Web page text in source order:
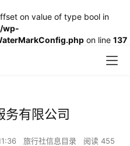
on value of type bool in
wp-
on line 137
务有限公司
旅行社信息目录 阅读 455